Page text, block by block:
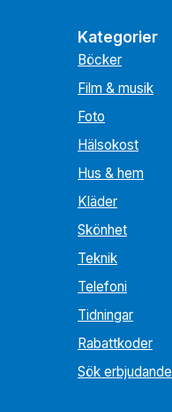
Kategorier
Böcker
Film & musik
Foto
Hälsokost
Hus & hem
Kläder
Skönhet
Teknik
Telefoni
Tidningar
Rabattkoder
Sök erbjudande